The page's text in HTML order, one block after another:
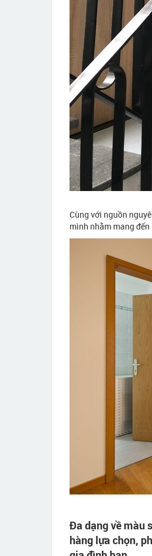
Cùng với nguồn
mình nhằm mang
Đa dạng về màu
hàng lựa chọn,